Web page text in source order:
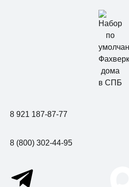
8 921 187-87-77
8 (800) 302-44-95